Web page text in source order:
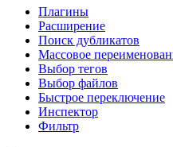
Плагины
Расширение
Поиск дубликатов
Массовое
Выбор тегов
Выбор файлов
Быстрое переключение
Инспектор
Фильтр